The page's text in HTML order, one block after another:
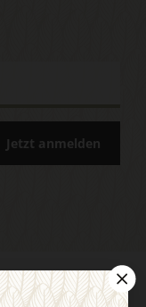
Jetzt anmelden
Barrierefreiheit